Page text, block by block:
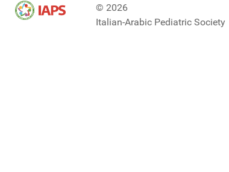
© 2026
Italian-Arabic Pediatric Society